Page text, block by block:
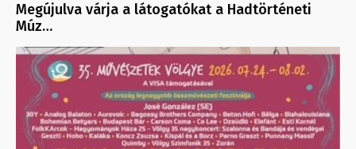
Megújulva várja a látogatókat a Hadtörténeti
Múz…